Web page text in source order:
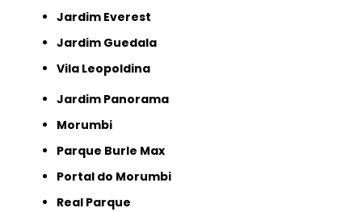
Jardim Everest
Jardim Guedala
Vila Leopoldina
Jardim Panorama
Morumbi
Parque Burle Max
Portal do Morumbi
Real Parque